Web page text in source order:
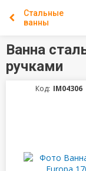
Стальные
ванны
Ванна
ручками
Код: IM04306